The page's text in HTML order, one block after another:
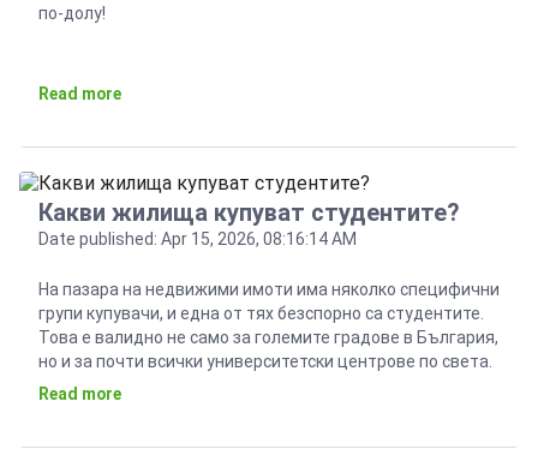
по-долу!
Read more
Какви жилища купуват студентите?
Date published: Apr 15, 2026, 08:16:14 AM
На пазара на недвижими имоти има няколко специфични
групи купувачи, и една от тях безспорно са студентите.
Това е валидно не само за големите градове в България,
но и за почти всички университетски центрове по света.
Разбира се, има значителни разлики. На теория, студент
Read more